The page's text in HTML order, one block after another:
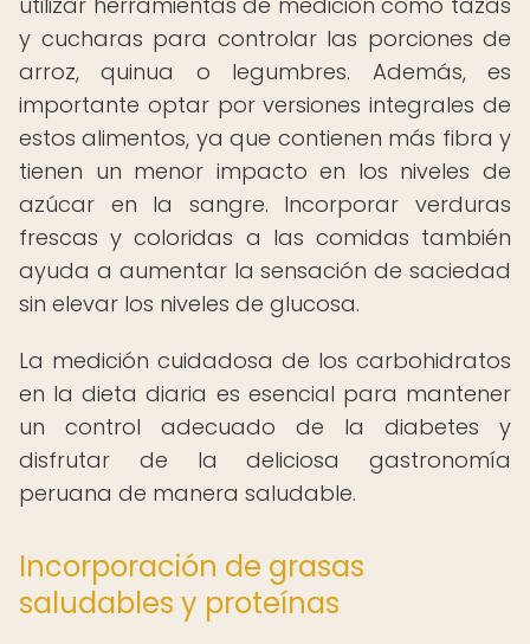
y cucharas para controlar las porciones de
arroz, quinua o legumbres. Además, es
importante optar por versiones integrales de
estos alimentos, ya que contienen más fibra y
tienen un menor impacto en los niveles de
azúcar en la sangre. Incorporar verduras
frescas y coloridas a las comidas también
ayuda a aumentar la sensación de saciedad
sin elevar los niveles de glucosa.
La medición cuidadosa de los carbohidratos
en la dieta diaria es esencial para mantener
un control adecuado de la diabetes y
disfrutar de la deliciosa gastronomía
peruana de manera saludable.
Incorporación de grasas
saludables y proteínas